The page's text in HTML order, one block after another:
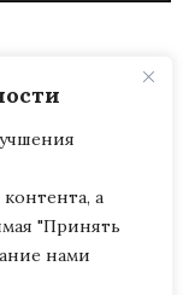
а
"Принять
нами